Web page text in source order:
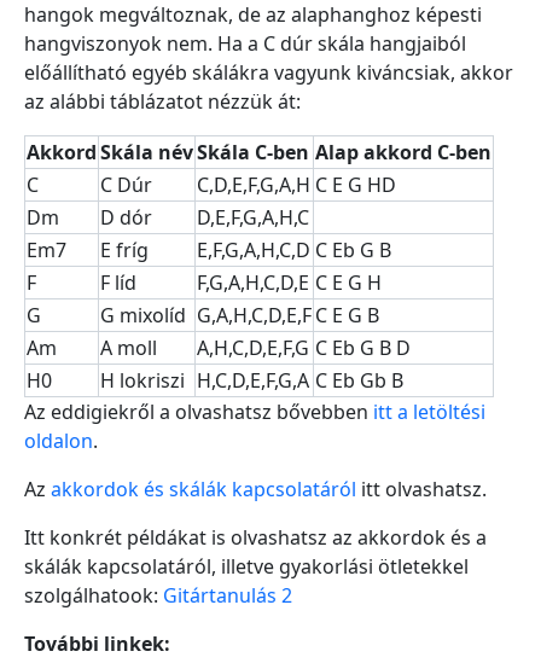
hangok megváltoznak, de az alaphanghoz képesti
hangviszonyok nem. Ha a C dúr skála hangjaiból
előállítható egyéb skálákra vagyunk kiváncsiak, akkor
az alábbi táblázatot nézzük át:
AkkordSkála névSkála C-ben Alap akkord C-ben
C
C Dúr C,D,E,F,G,A,H C E G HD
Dm
D dór
D,E,F,G,A,H,C
Em7
E fríg E,F,G,A,H,C,D C Eb G B
F
F líd F,G,A,H,C,D,E C E G H
G
G mixolíd G,A,H,C,D,E,FC E G B
Am
A moll A,H,C,D,E,F,G C Eb G B D
H0
H lokriszi H,C,D,E,F,G,A C Eb Gb B
Az eddigiekről a olvashatsz bővebben itt a letöltési
oldalon.
Az akkordok és skálák kapcsolatáról itt olvashatsz.
Itt konkrét példákat is olvashatsz az akkordok és a
skálák kapcsolatáról, illetve gyakorlási ötletekkel
szolgálhatook: Gitártanulás 2
További linkek: